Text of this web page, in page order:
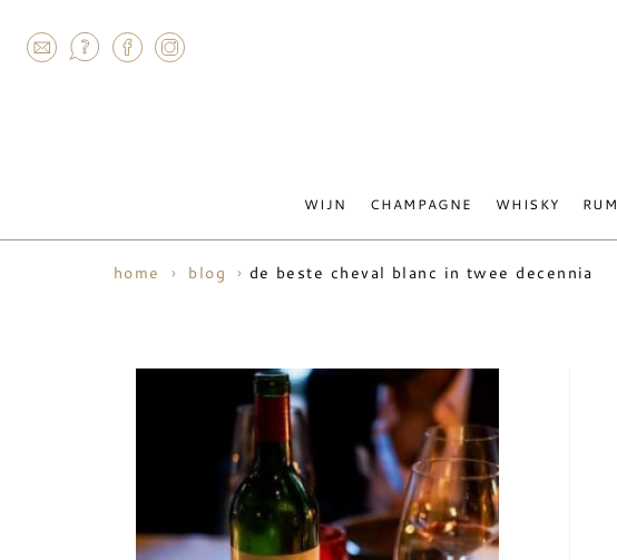
WIJN CHAMPAGNE WHISKY RUM
home blog de beste cheval blanc in twee decennia